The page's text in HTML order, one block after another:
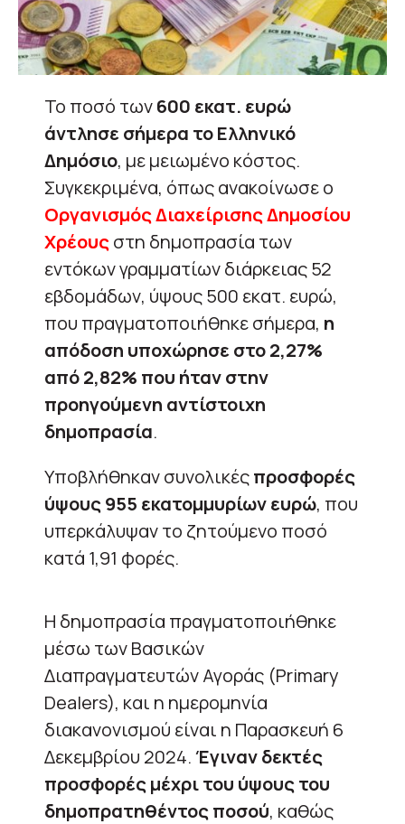
Το ποσό των600 εκατ. ευρώ
άντλησε σήμερα το Ελληνικό
Δημόσιο, με μειωμένο κόστος.
Συγκεκριμένα, όπως ανακοίνωσε ο
Οργανισμός Διαχείρισης Δημοσίου
Χρέουςστη δημοπρασία των
εντόκων γραμματίων διάρκειας 52
εβδομάδων, ύψους 500 εκατ. ευρώ,
που πραγματοποιήθηκε σήμερα, η
απόδοση υποχώρησε στο 2,27%
από 2,82% που ήταν στην
προηγούμενη αντίστοιχη
δημοπρασία.
Υποβλήθηκαν συνολικέςπροσφορές
ύψους 955 εκατομμυρίων ευρώ, που
υπερκάλυψαν το ζητούμενο ποσό
κατά 1,91 φορές.
Η δημοπρασία πραγματοποιήθηκε
μέσω των Βασικών
Διαπραγματευτών Αγοράς (Primary
Dealers), και η ημερομηνία
διακανονισμού είναι η Παρασκευή 6
Δεκεμβρίου 2024.Έγιναν δεκτές
προσφορές μέχρι του ύψους του
δημοπρατηθέντος ποσού, καθώς